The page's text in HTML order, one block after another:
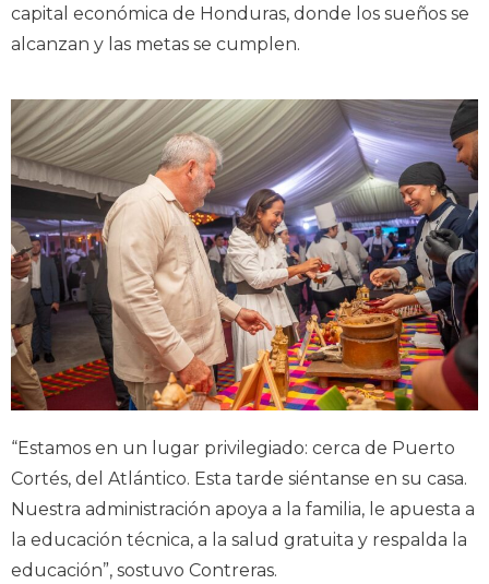
capital económica de Honduras, donde los sueños se
alcanzan y las metas se cumplen.
“Estamos en un lugar privilegiado: cerca de Puerto
Cortés, del Atlántico. Esta tarde siéntanse en su casa.
Nuestra administración apoya a la familia, le apuesta a
la educación técnica, a la salud gratuita y respalda la
educación”, sostuvo Contreras.